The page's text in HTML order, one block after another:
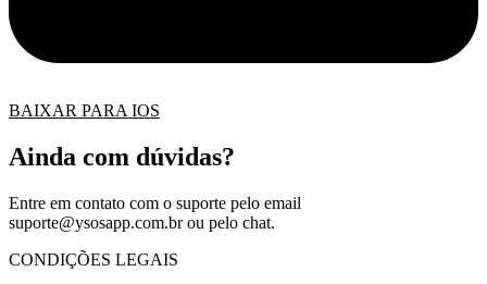
BAIXAR PARA IOS
Ainda com dúvidas?
Entre em contato com o suporte pelo email
suporte@ysosapp.com.brou pelo chat.
CONDIÇÕES LEGAIS